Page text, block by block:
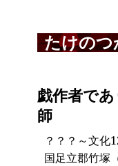
たけの
戯作者で
師
？？？～文化
国足立郡竹塚